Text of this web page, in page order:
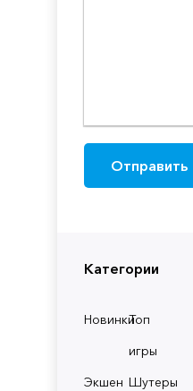
Категории
НовинкиТоп
игры
Экшен Шутеры
Отправить